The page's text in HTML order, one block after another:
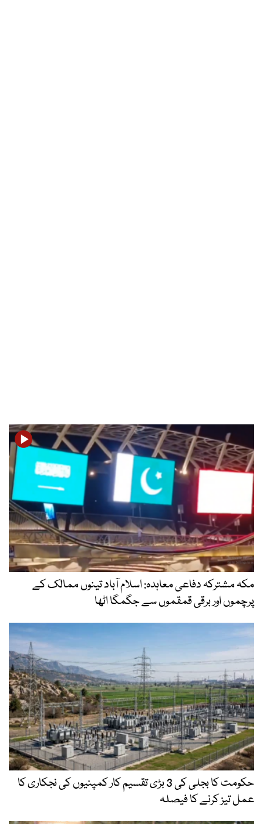
مکہ مشترکہ دفاعی معاہدہ: اسلام آباد تینوں ممالک کے
پرچموں اور برقی قمقموں سے جگمگا اٹھا
حکومت کا بجلی کی 3 بڑی تقسیم کار کمپنیوں کی نجکاری کا
عمل تیز کرنے کا فیصلہ